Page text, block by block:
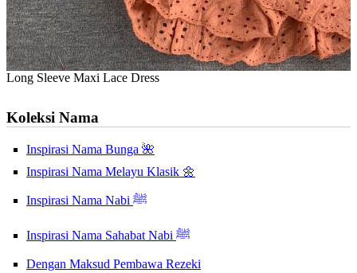
Long Sleeve Maxi Lace Dress
Koleksi Nama
Inspirasi Nama Bunga 🌺
Inspirasi Nama Melayu Klasik 🌼
Inspirasi Nama Nabi ﷺ
Inspirasi Nama Sahabat Nabi ﷺ
Dengan Maksud Pembawa Rezeki